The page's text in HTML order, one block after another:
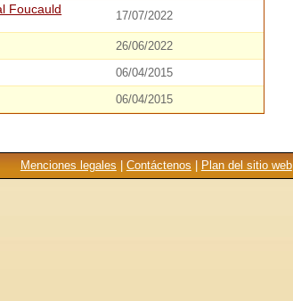
Foucauld
17/07/2022
26/06/2022
06/04/2015
06/04/2015
Menciones legales Contáctenos Plan del sitio web